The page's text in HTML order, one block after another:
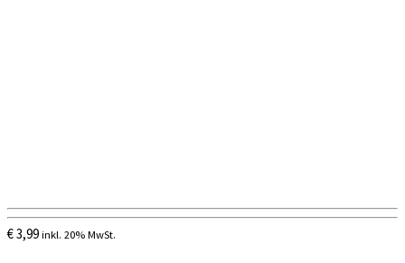
€3,99 inkl. 20% MwSt.